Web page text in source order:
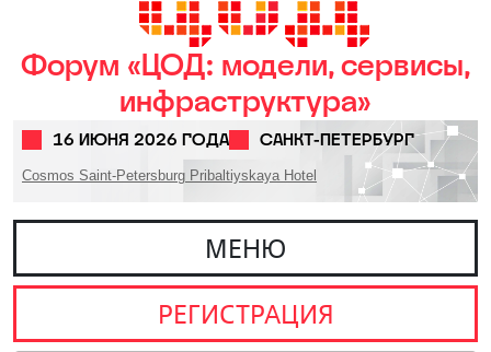
Форум «ЦОД: модели, сервисы,
инфраструктура»
16 ИЮНЯ 2026 ГОДА САНКТ-ПЕТЕРБУРГ
Cosmos Saint-Petersburg Pribaltiyskaya Hotel
МЕНЮ
РЕГИСТРАЦИЯ